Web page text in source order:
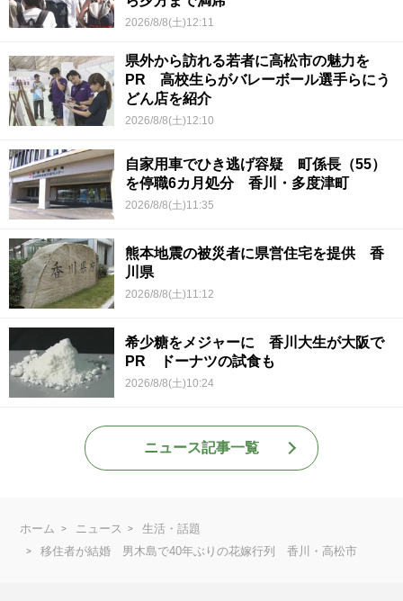
2026/8/8(土)12:11
県外から訪れる若者に高松市の魅力を
PR 高校生らがバレーボール選手らにう
どん店を紹介
2026/8/8(土)12:10
自家用車でひき逃げ容疑 町係長（55）
を停職6カ月処分 香川・多度津町
2026/8/8(土)11:35
熊本地震の被災者に県営住宅を提供 香
川県
2026/8/8(土)11:12
希少糖をメジャーに 香川大生が大阪で
PR ドーナツの試食も
2026/8/8(土)10:24
ニュース記事一覧
ホーム ニュース
生活・話題
移住者が結婚 男木島で40年ぶりの花嫁行列 香川・高松市